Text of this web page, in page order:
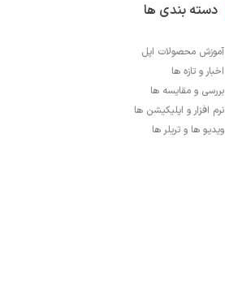
دسته بندی ها
آموزش محصولات اپل
اخبار و تازه ها
بررسی و مقایسه ها
نرم افزار و اپلیکیشن ها
ویدیو ها و تریلر ها